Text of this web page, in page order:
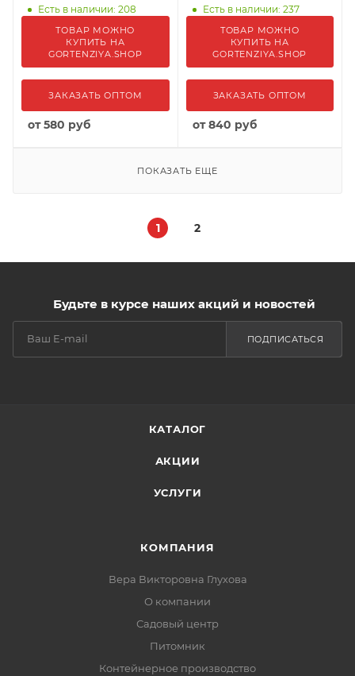
Есть в наличии: 208
ТОВАР МОЖНО
КУПИТЬ НА
GORTENZIYA.SHOP
ЗАКАЗАТЬ ОПТОМ
от580 руб
Есть в наличии: 237
ТОВАР МОЖНО
КУПИТЬ НА
GORTENZIYA.SHOP
ЗАКАЗАТЬ ОПТОМ
от840 руб
ПОКАЗАТЬ ЕЩЕ
1 2
Будьте в курсе наших акций и новостей
ПОДПИСАТЬСЯ
КАТАЛОГ
АКЦИИ
УСЛУГИ
КОМПАНИЯ
Вера Викторовна Глухова
О компании
Садовый центр
Питомник
Контейнерное производство